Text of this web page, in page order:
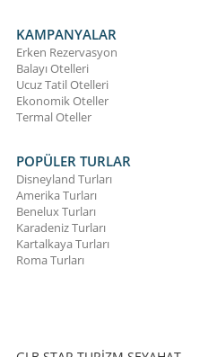
KAMPANYALAR
Erken Rezervasyon
Balayı Otelleri
Ucuz Tatil Otelleri
Ekonomik Oteller
Termal Oteller
POPÜLER TURLAR
Disneyland Turları
Amerika Turları
Benelux Turları
Karadeniz Turları
Kartalkaya Turları
Roma Turları